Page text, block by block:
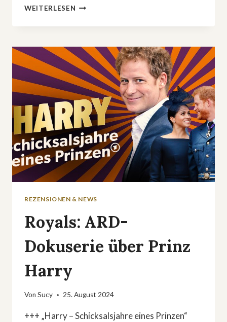
WEITERLESEN PRINZ
COMEBACK
JETSET-
SKANDALE:
WIE
EHRLICH
SIND
DIE
NEUEN
ZDFROYAL-
DOKUS?
REZENSIONEN & NEWS
Royals: ARD-
Dokuserie über Prinz
Harry
Von Sucy 25. August 2024
+++ „Harry – Schicksalsjahre eines Prinzen“